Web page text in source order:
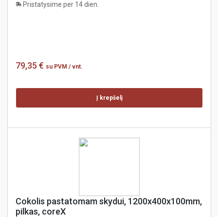
Pristatysime per 14 dien.
79,35 € su PVM / vnt.
Į krepšelį
Cokolis pastatomam skydui, 1200x400x100mm,
pilkas, coreX